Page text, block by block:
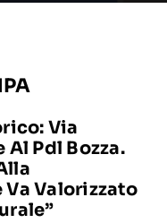
Via
Pdl Bozza.
Valorizzato